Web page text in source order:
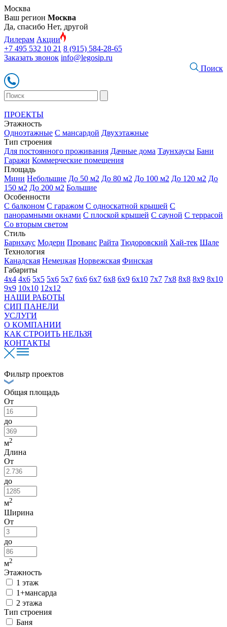
Москва
Ваш регион Москва
Да, спасибо Нет, другой
Дилерам Акции
+7 495 532 10 21 8 (915) 584-28-65
Заказать звонок info@legosip.ru
Поиск
ПРОЕКТЫ
Этажность
Одноэтажные С мансардой Двухэтажные
Тип строения
Для постоянного проживания Дачные дома Таунхаусы Бани
Гаражи Коммерческие помещения
Площадь
Мини Небольшие До 50 м2 До 80 м2 До 100 м2 До 120 м2 До
150 м2 До 200 м2 Большие
Особенности
С балконом С гаражом С односкатной крышей С
панорамными окнами С плоской крышей С сауной С террасой
Со вторым светом
Стиль
Барнхаус Модерн Прованс Райта Тюдоровский Хай-тек Шале
Технология
Канадская Немецкая Норвежская Финская
Габариты
4х4 4х6 5х5 5х6 5х7 6х6 6х7 6х8 6х9 6х10 7х7 7х8 8х8 8х9 8х10
9х9 10х10 12х12
НАШИ РАБОТЫ
СИП ПАНЕЛИ
УСЛУГИ
О КОМПАНИИ
КАК СТРОИТЬ НЕЛЬЗЯ
КОНТАКТЫ
Фильтр проектов
Общая площадь
От
до
м2
Длина
От
до
м2
Ширина
От
до
м2
Этажность
1 этаж
1+мансарда
2 этажа
Тип строения
Баня